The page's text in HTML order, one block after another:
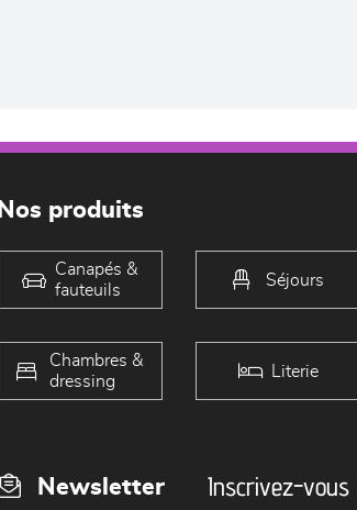
Nos produits
Canapés &
fauteuils
Séjours
Chambres &
dressing
Literie
Newsletter Inscrivez-vous